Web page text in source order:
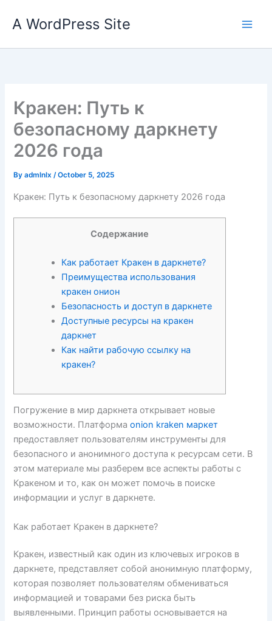
A WordPress Site
Кракен: Путь к
безопасному даркнету
2026 года
Byadmlnlx/October 5, 2025
Кракен: Путь к безопасному даркнету 2026 года
Содержание
Как работает Кракен в даркнете?
Преимущества использования
кракен онион
Безопасность и доступ в даркнете
Доступные ресурсы на кракен
даркнет
Как найти рабочую ссылку на
кракен?
Погружение в мир даркнета открывает новые
возможности. Платформаonion kraken маркет
предоставляет пользователям инструменты для
безопасного и анонимного доступа к ресурсам сети. В
этом материале мы разберем все аспекты работы с
Кракеном и то, как он может помочь в поиске
информации и услуг в даркнете.
Как работает Кракен в даркнете?
Кракен, известный как один из ключевых игроков в
даркнете, представляет собой анонимную платформу,
которая позволяет пользователям обмениваться
информацией и товарами без риска быть
выявленными. Принцип работы основывается на